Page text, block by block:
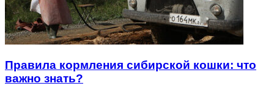
Правила кормления сибирской кошки: что
важно знать?